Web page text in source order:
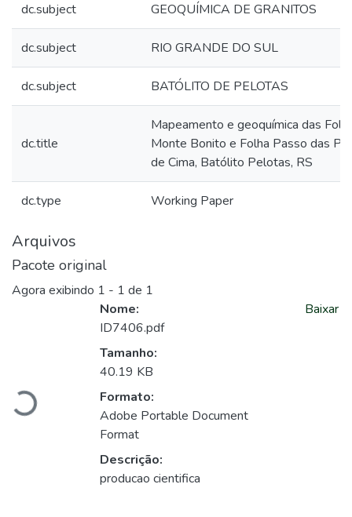
dc.subject GEOQUÍMICA DE GRANITOS
dc.subject RIO GRANDE DO SUL
dc.subject BATÓLITO DE PELOTAS
dc.title
Mapeamento e geoquímica das
Monte Bonito e Folha Passo das
de Cima, Batólito Pelotas, RS
dc.type Working Paper
Arquivos
Pacote original
Agora exibindo 1 - 1 de 1
Carregando...
Nome:
ID7406.pdf
Tamanho:
40.19 KB
Formato:
Adobe Portable Document
Format
Descrição:
producao cientifica
Baixar